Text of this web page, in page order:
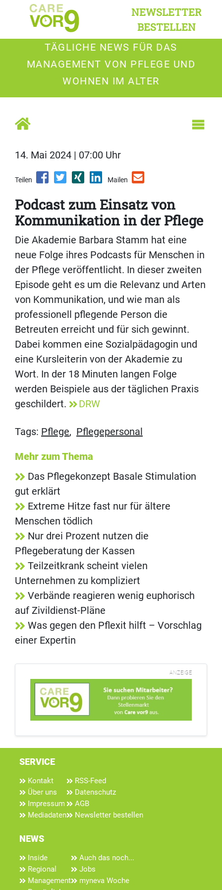
NEWSLETTER
BESTELLEN
TÄGLICHE NEWS FÜR DAS
MANAGEMENT VON PFLEGE UND
WOHNEN IM ALTER
14. Mai 2024 | 07:00 Uhr
Teilen Mailen
Podcast zum Einsatz von
Kommunikation in der Pflege
Die Akademie Barbara Stamm hat eine
neue Folge ihres Podcasts für Menschen in
der Pflege veröffentlicht. In dieser zweiten
Episode geht es um die Relevanz und Arten
von Kommunikation, und wie man als
professionell pflegende Person die
Betreuten erreicht und für sich gewinnt.
Dabei kommen eine Sozialpädagogin und
eine Kursleiterin von der Akademie zu
Wort. In der 18 Minuten langen Folge
werden Beispiele aus der täglichen Praxis
geschildert.
DRW
Tags: Pflege, Pflegepersonal
Mehr zum Thema
Das Pflegekonzept Basale Stimulation
gut erklärt
Extreme Hitze fast nur für ältere
Menschen tödlich
Nur drei Prozent nutzen die
Pflegeberatung der Kassen
Teilzeitkrank scheint vielen
Unternehmen zu kompliziert
Verbände reagieren wenig euphorisch
auf Zivildienst-Pläne
Was gegen den Pflexit hilft – Vorschlag
einer Expertin
ANZEIGE
SERVICE
Kontakt
Über uns
Impressum
Mediadaten
RSS-Feed
Datenschutz
AGB
Newsletter bestellen
NEWS
Inside
Regional
Management
Auch das noch...
Jobs
myneva Woche